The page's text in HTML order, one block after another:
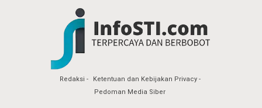
Redaksi
Ketentuan dan Kebijakan Privacy
Pedoman Media Siber